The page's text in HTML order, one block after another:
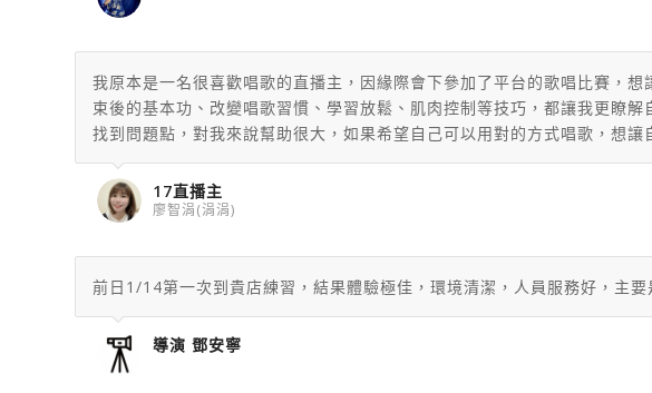
我原本是一名很喜歡唱歌的直播主，因緣際會下參加了平台的歌唱比賽，
束後的基本功、改變唱歌習慣、學習放鬆、肌肉控制等技巧，都讓我更瞭
找到問題點，對我來說幫助很大，如果希望自己可以用對的方式唱歌，想
17直播主
廖智涓(涓涓)
前日1/14第一次到貴店練習，結果體驗極佳，環境清潔，人員服務好，主
導演 鄧安寧